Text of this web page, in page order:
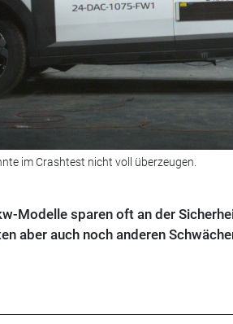
im Crashtest nicht voll überzeugen.
Modelle sparen oft an der
aber auch noch anderen